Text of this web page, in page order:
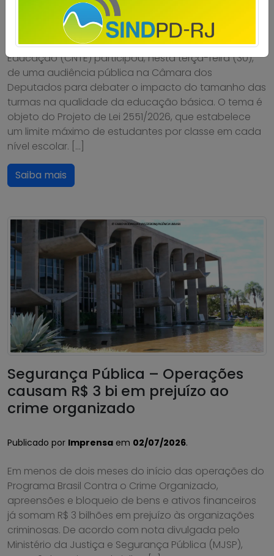
Publicado porImprensa em
A Confederação Nacional dos Trabalhadores em
Educação (CNTE) participou, nesta terça-feira (30),
de uma audiência pública na Câmara dos
Deputados para debater o impacto do tamanho das
turmas na qualidade da educação básica. O tema é
objeto do Projeto de Lei 2551/2026, que estabelece
um limite máximo de estudantes por classe em cada
nível escolar. […]
Saiba mais
Segurança Pública – Operações
causam R$ 3 bi em prejuízo ao
crime organizado
Publicado por Imprensa em 02/07/2026.
Em menos de dois meses do início das operações do
Programa Brasil Contra o Crime Organizado,
apreensões e bloqueio de bens e ativos financeiros
já somam R$ 3 bilhões em prejuízo às organizações
criminosas. De acordo com nota divulgada pelo
Ministério da Justiça e Segurança Pública (MJSP),